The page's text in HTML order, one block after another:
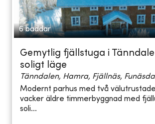
6 bäddar
Gemytlig fjällstuga i
soligt läge
Tänndalen, Hamra, Fjällnäs,
Modernt parhus med två
vacker äldre timmerbyggnad med
soli...